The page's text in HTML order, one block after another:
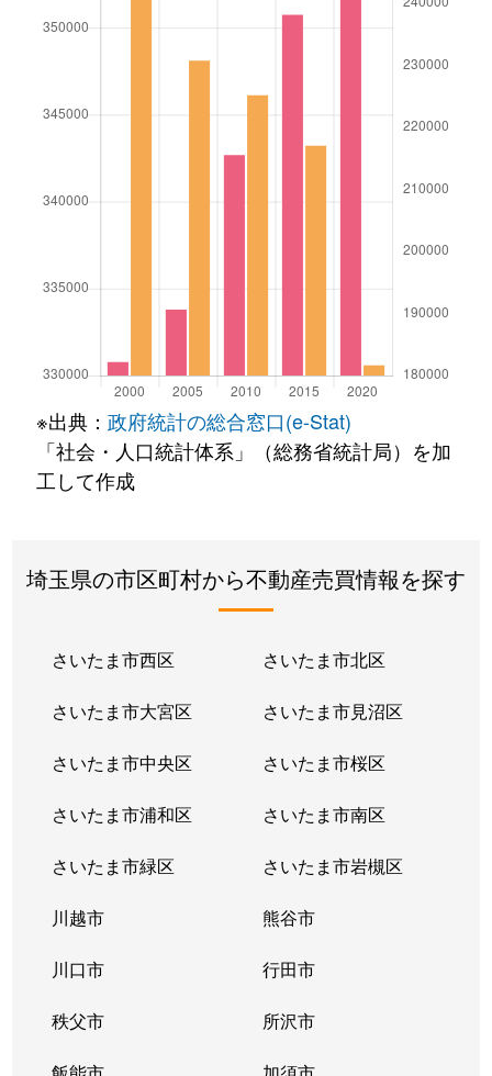
※出典： 政府統計の総合窓口(e-Stat)
「社会・人口統計体系」（総務省統計局）を加
工して作成
埼玉県の市区町村から不動産売買情報を探す
さいたま市西区 さいたま市北区
さいたま市大宮区 さいたま市見沼区
さいたま市中央区 さいたま市桜区
さいたま市浦和区 さいたま市南区
さいたま市緑区 さいたま市岩槻区
川越市 熊谷市
川口市 行田市
秩父市 所沢市